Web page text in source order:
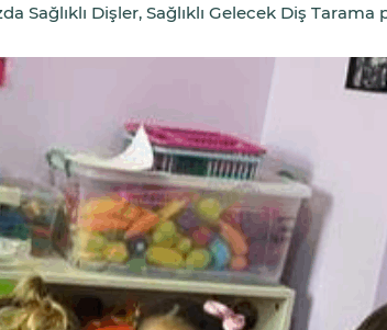
Sağlıklı Dişler, Sağlıklı Gelecek Diş